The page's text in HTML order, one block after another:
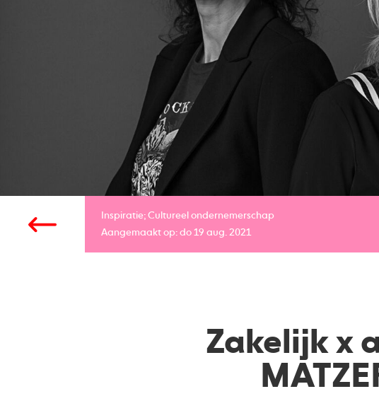
Inspiratie; Cultureel ondernemerschap
Aangemaakt op: do 19 aug. 2021
Zakelijk x